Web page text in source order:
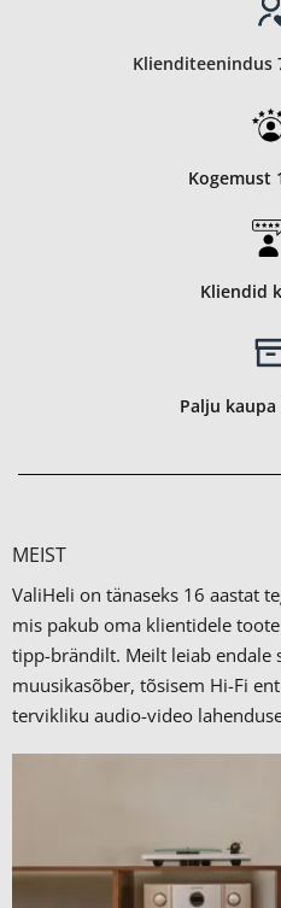
Klienditeenindus
Kogemust
Kliendid
Palju
MEIST
ValiHeli on tänaseks 16 aastat
mis pakub oma klientidele
tipp-brändilt. Meilt leiab
muusikasõber, tõsisem Hi-Fi
tervikliku audio-video